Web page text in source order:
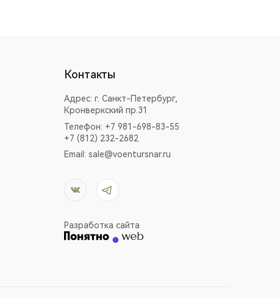
Контакты
Адрес:г. Санкт-Петербург,
Кронверкский пр.31
Телефон: +7 981-698-83-55
+7 (812) 232-2682
Email:sale@voentursnar.ru
Разработка сайта